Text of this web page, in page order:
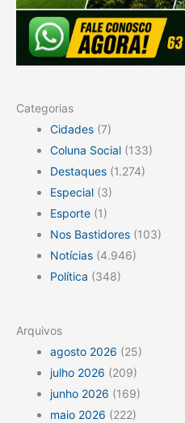
Categorias
Cidades (7)
Coluna Social (133)
Destaques (1.274)
Especial (3)
Esporte (1)
Nos Bastidores (103)
Notícias (4.946)
Política (348)
Arquivos
agosto 2026 (25)
julho 2026 (209)
junho 2026 (169)
maio 2026 (222)